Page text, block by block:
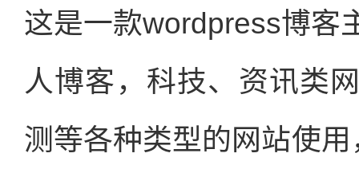
这是一款wordpress博客
人博客，科技、资讯类
测等各种类型的网站使